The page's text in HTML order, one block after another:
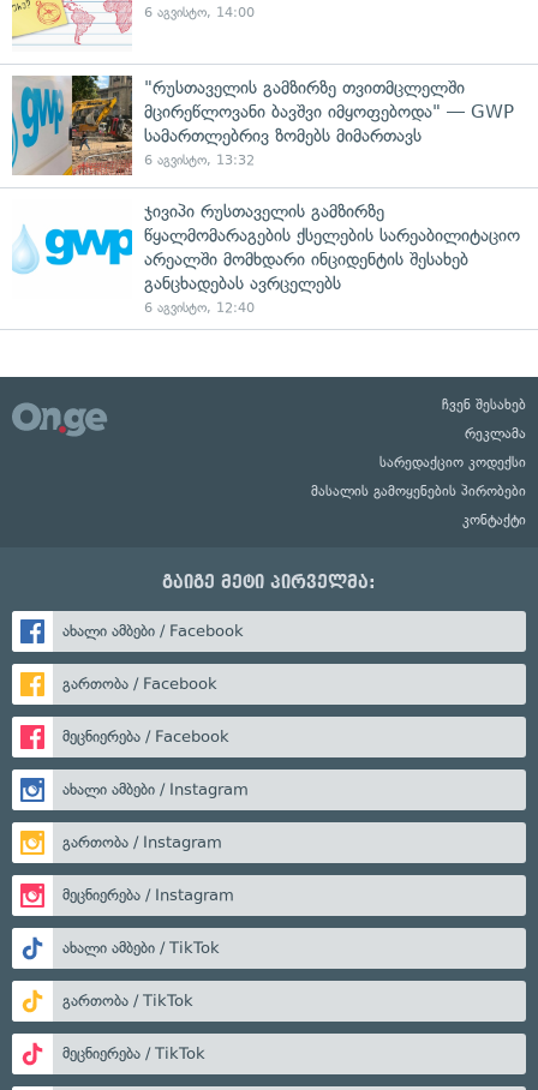
6 აგვისტო, 14:00
"რუსთაველის გამზირზე თვითმცლელში
მცირეწლოვანი ბავშვი იმყოფებოდა" — GWP
სამართლებრივ ზომებს მიმართავს
6 აგვისტო, 13:32
ჯივიპი რუსთაველის გამზირზე
წყალმომარაგების ქსელების სარეაბილიტაციო
არეალში მომხდარი ინციდენტის შესახებ
განცხადებას ავრცელებს
6 აგვისტო, 12:40
ჩვენ შესახებ
რეკლამა
სარედაქციო კოდექსი
მასალის გამოყენების პირობები
კონტაქტი
გაიგე მეტი პირველმა:
ახალი ამბები / Facebook
გართობა / Facebook
მეცნიერება / Facebook
ახალი ამბები / Instagram
გართობა / Instagram
მეცნიერება / Instagram
ახალი ამბები / TikTok
გართობა / TikTok
მეცნიერება / TikTok